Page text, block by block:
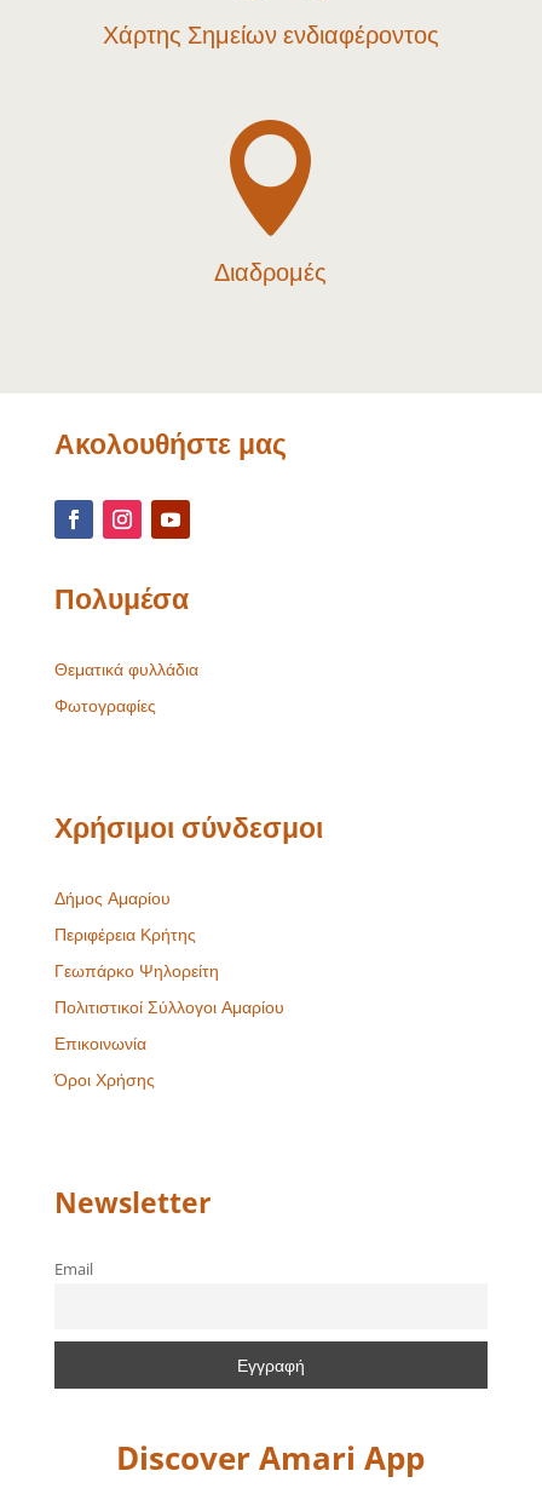
Χάρτης Σημείων ενδιαφέροντος

Διαδρομές
Ακολουθήστε μας
Πολυμέσα
Θεματικά φυλλάδια
Φωτογραφίες
Χρήσιμοι σύνδεσμοι
Δήμος Αμαρίου
Περιφέρεια Κρήτης
Γεωπάρκο Ψηλορείτη
Πολιτιστικοί Σύλλογοι Αμαρίου
Επικοινωνία
Όροι Χρήσης
Newsletter
Email
Discover Amari App